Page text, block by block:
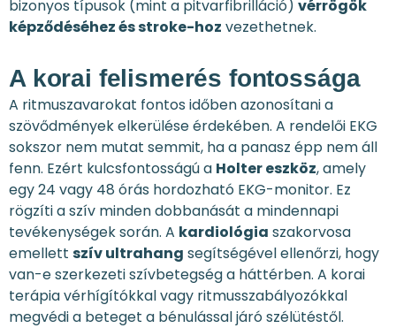
bizonyos típusok (mint a pitvarfibrilláció) vérrögök
képződéséhez és stroke-hoz vezethetnek.
A korai felismerés fontossága
A ritmuszavarokat fontos időben azonosítani a
szövődmények elkerülése érdekében. A rendelői EKG
sokszor nem mutat semmit, ha a panasz épp nem áll
fenn. Ezért kulcsfontosságú a Holter eszköz, amely
egy 24 vagy 48 órás hordozható EKG-monitor. Ez
rögzíti a szív minden dobbanását a mindennapi
tevékenységek során. A kardiológia szakorvosa
emellett szív ultrahang segítségével ellenőrzi, hogy
van-e szerkezeti szívbetegség a háttérben. A korai
terápia vérhígítókkal vagy ritmusszabályozókkal
megvédi a beteget a bénulással járó szélütéstől.